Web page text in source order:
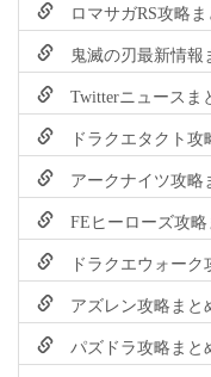
ロマサガRS攻略ま
鬼滅の刃最新情報
Twitterニュースま
ドラクエタクト攻
アークナイツ攻略
FEヒーローズ攻略
ドラクエウォーク
アズレン攻略まと
パズドラ攻略まと